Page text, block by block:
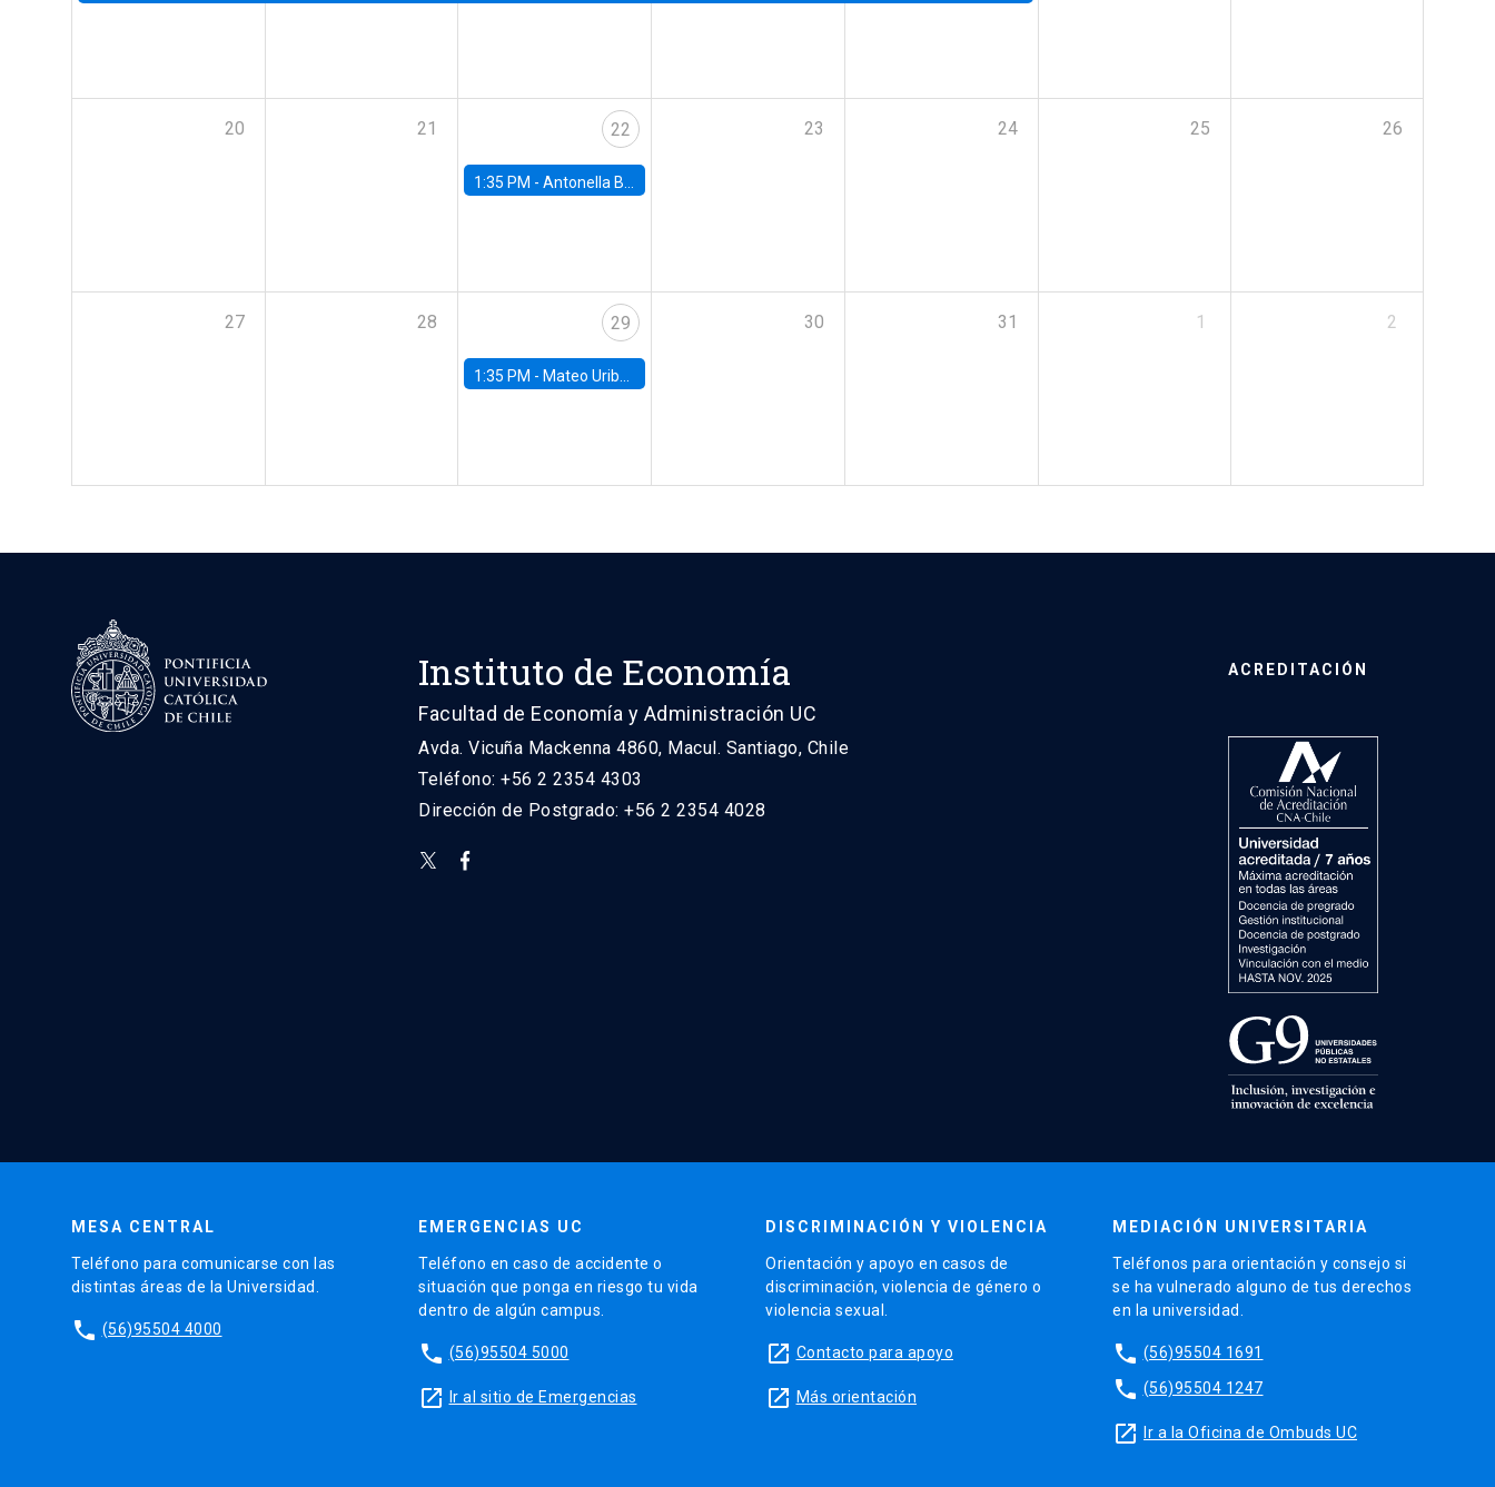
20 21 22
1:35 PM -Antonella Bancalari, Institute for Fiscal Studies (IFS) and Research Associate at University College London (UCL)
23 24 25 26
27 28 29
1:35 PM - Mateo Uribe-Castro, Universidad de los Andes (Colombia)
30 31 1 2
Instituto de Economía
Facultad de Economía y Administración UC
Avda. Vicuña Mackenna 4860, Macul. Santiago, Chile
Teléfono: +56 2 2354 4303
Dirección de Postgrado: +56 2 2354 4028
ACREDITACIÓN
MESA CENTRAL
Teléfono para comunicarse con las
distintas áreas de la Universidad.
phone (56)95504 4000
EMERGENCIAS UC
Teléfono en caso de accidente o
situación que ponga en riesgo tu vida
dentro de algún campus.
phone (56)95504 5000
launch Ir al sitio de Emergencias
DISCRIMINACIÓN Y VIOLENCIA
Orientación y apoyo en casos de
discriminación, violencia de género o
violencia sexual.
launch Contacto para apoyo
launch Más orientación
MEDIACIÓN UNIVERSITARIA
Teléfonos para orientación y consejo si
se ha vulnerado alguno de tus derechos
en la universidad.
phone (56)95504 1691
phone (56)95504 1247
launch Ir a la Oficina de Ombuds UC